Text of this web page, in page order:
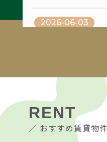
5月1日(木）より
ただきます。
平日 9：00
土曜日 10：
が、何卒ご理解の
2025-03-21
臨時休業のお知らせ
山崎ビル2階
ガーデンパレス田
2026-07-14
コーポラスユアフ
2026-06-03
2026-05-22
2026-04-30
RENT
／ おすすめ賃貸物件